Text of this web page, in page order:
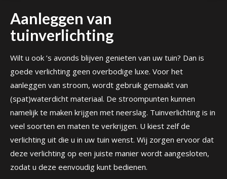
Aanleggen van
tuinverlichting
Wilt u ook ’s avonds blijven genieten van uw tuin? Dan is
goede verlichting geen overbodige luxe. Voor het
aanleggen van stroom, wordt gebruik gemaakt van
(spat)waterdicht materiaal. De stroompunten kunnen
namelijk te maken krijgen met neerslag. Tuinverlichting is in
veel soorten en maten te verkrijgen. U kiest zelf de
verlichting uit die u in uw tuin wenst. Wij zorgen ervoor dat
deze verlichting op een juiste manier wordt aangesloten,
zodat u deze eenvoudig kunt bedienen.